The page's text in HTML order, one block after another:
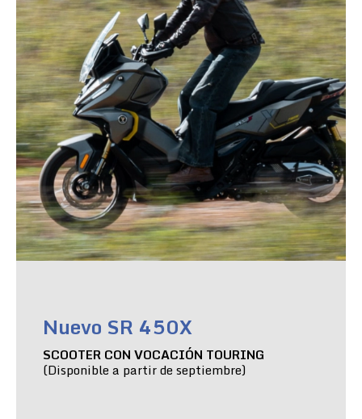
Nuevo SR 450X
SCOOTER CON VOCACIÓN TOURING
(Disponible a partir de septiembre)